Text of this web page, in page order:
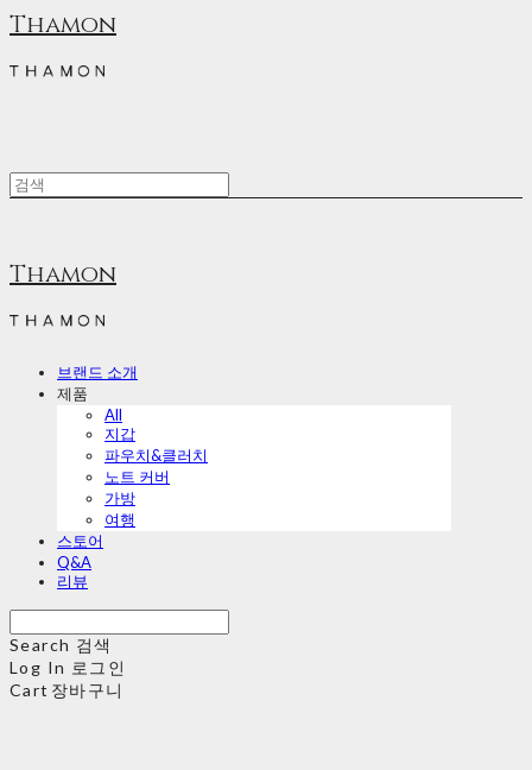
Thamon
Thamon
브랜드 소개
제품
All
지갑
파우치&클러치
노트 커버
가방
여행
스토어
Q&A
리뷰
Search 검색
Log In 로그인
Cart 장바구니